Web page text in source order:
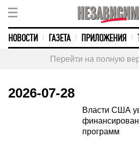
НОВОСТИ ГАЗЕТА ПРИЛОЖЕНИЯ
Перейти на полную
2026-07-28
Власти США
программ